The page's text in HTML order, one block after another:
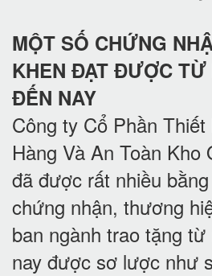
MỘT SỐ CHỨNG
KHEN ĐẠT ĐƯỢC TỪ
ĐẾN NAY
Công ty Cổ Phần
Hàng Và An Toàn Kho
đã được rất nhiều
chứng nhận, thương
ban ngành trao tặng
nay được sơ lược như